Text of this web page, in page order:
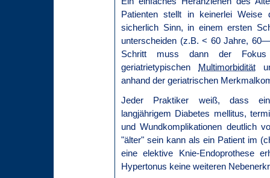
Patienten stellt in keinerlei Weise
sicherlich Sinn, in einem ersten
unterscheiden (z.B. < 60 Jahre,
Schritt muss dann der
geriatrietypischen Multimorbidität
anhand der geriatrischen
Jeder Praktiker weiß, dass ein
langjährigem Diabetes mellitus,
und Wundkomplikationen deutlich
"älter" sein kann als ein Patient im
eine elektive Knie-Endoprothese
Hypertonus keine weiteren